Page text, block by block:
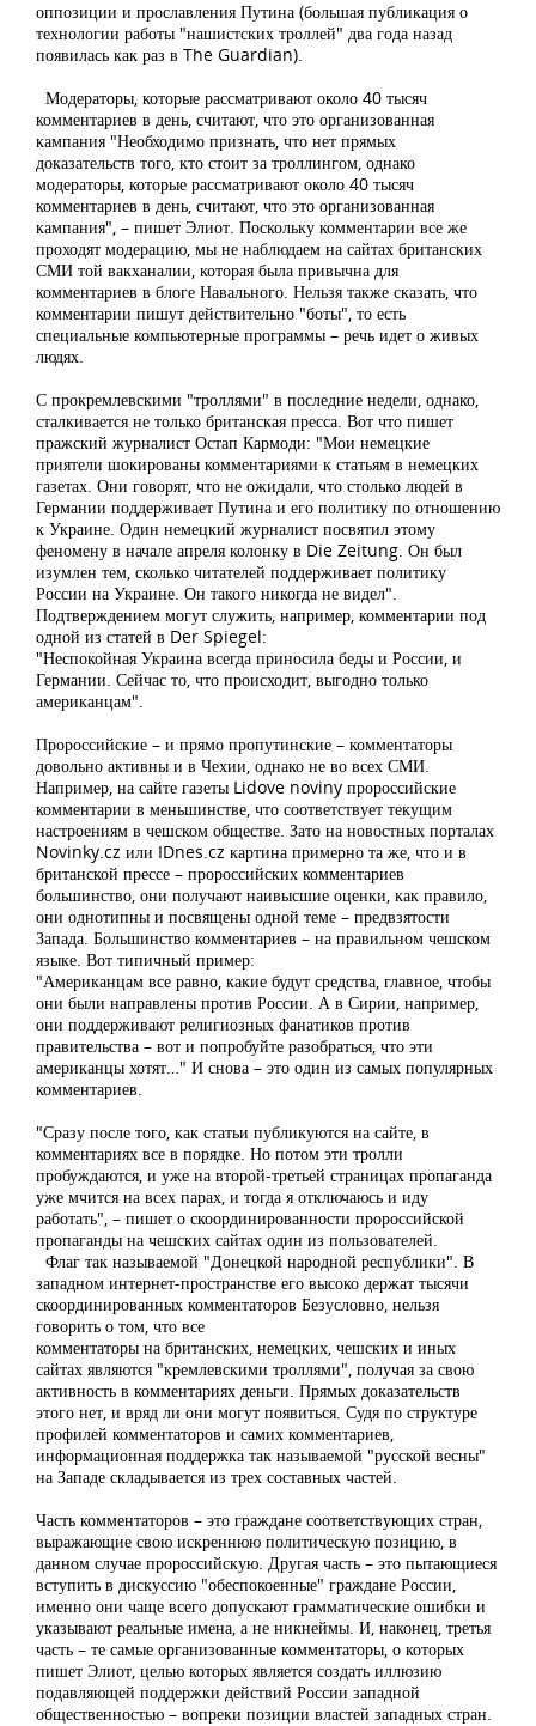
оппозиции и прославления Путина (большая публикация о
технологии работы "нашистских троллей" два года назад
появилась как раз в The Guardian).
Модераторы, которые рассматривают около 40 тысяч
комментариев в день, считают, что это организованная
кампания "Необходимо признать, что нет прямых
доказательств того, кто стоит за троллингом, однако
модераторы, которые рассматривают около 40 тысяч
комментариев в день, считают, что это организованная
кампания", – пишет Элиот. Поскольку комментарии все же
проходят модерацию, мы не наблюдаем на сайтах британских
СМИ той вакханалии, которая была привычна для
комментариев в блоге Навального. Нельзя также сказать, что
комментарии пишут действительно "боты", то есть
специальные компьютерные программы – речь идет о живых
людях.
С прокремлевскими "троллями" в последние недели, однако,
сталкивается не только британская пресса. Вот что пишет
пражский журналист Остап Кармоди: "Мои немецкие
приятели шокированы комментариями к статьям в немецких
газетах. Они говорят, что не ожидали, что столько людей в
Германии поддерживает Путина и его политику по отношению
к Украине. Один немецкий журналист посвятил этому
феномену в начале апреля колонку в Die Zeitung. Он был
изумлен тем, сколько читателей поддерживает политику
России на Украине. Он такого никогда не видел".
Подтверждением могут служить, например, комментарии под
одной из статей в Der Spiegel:
"Неспокойная Украина всегда приносила беды и России, и
Германии. Сейчас то, что происходит, выгодно только
американцам".
Пророссийские – и прямо пропутинские – комментаторы
довольно активны и в Чехии, однако не во всех СМИ.
Например, на сайте газеты Lidove noviny пророссийские
комментарии в меньшинстве, что соответствует текущим
настроениям в чешском обществе. Зато на новостных порталах
Novinky.cz или IDnes.cz картина примерно та же, что и в
британской прессе – пророссийских комментариев
большинство, они получают наивысшие оценки, как правило,
они однотипны и посвящены одной теме – предвзятости
Запада. Большинство комментариев – на правильном чешском
языке. Вот типичный пример:
"Американцам все равно, какие будут средства, главное, чтобы
они были направлены против России. А в Сирии, например,
они поддерживают религиозных фанатиков против
правительства – вот и попробуйте разобраться, что эти
американцы хотят…" И снова – это один из самых популярных
комментариев.
"Сразу после того, как статьи публикуются на сайте, в
комментариях все в порядке. Но потом эти тролли
пробуждаются, и уже на второй-третьей страницах пропаганда
уже мчится на всех парах, и тогда я отключаюсь и иду
работать", – пишет о скоординированности пророссийской
пропаганды на чешских сайтах один из пользователей.
Флаг так называемой "Донецкой народной республики". В
западном интернет-пространстве его высоко держат тысячи
скоординированных комментаторов Безусловно, нельзя
говорить о том, что все
комментаторы на британских, немецких, чешских и иных
сайтах являются "кремлевскими троллями", получая за свою
активность в комментариях деньги. Прямых доказательств
этого нет, и вряд ли они могут появиться. Судя по структуре
профилей комментаторов и самих комментариев,
информационная поддержка так называемой "русской весны"
на Западе складывается из трех составных частей.
Часть комментаторов – это граждане соответствующих стран,
выражающие свою искреннюю политическую позицию, в
данном случае пророссийскую. Другая часть – это пытающиеся
вступить в дискуссию "обеспокоенные" граждане России,
именно они чаще всего допускают грамматические ошибки и
указывают реальные имена, а не никнеймы. И, наконец, третья
часть – те самые организованные комментаторы, о которых
пишет Элиот, целью которых является создать иллюзию
подавляющей поддержки действий России западной
общественностью – вопреки позиции властей западных стран.